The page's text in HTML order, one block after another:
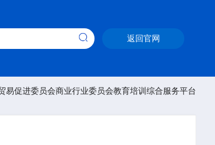
返回官网
易促进委员会商业行业委员会教育培训综合服务平台